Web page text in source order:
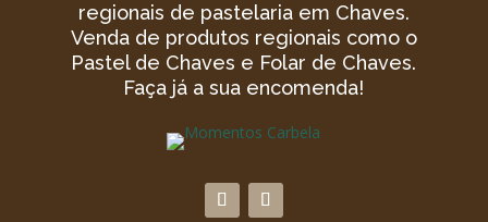
regionais de pastelaria em Chaves.
Venda de produtos regionais como o
Pastel de Chaves e Folar de Chaves.
Faça já a sua encomenda!